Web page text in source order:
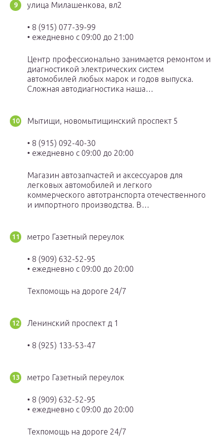
улица Милашенкова, вл2
• 8 (915) 077-39-99
• ежедневно с 09:00 до 21:00
Центр профессионально занимается ремонтом и
диагностикой электрических систем
автомобилей любых марок и годов выпуска.
Сложная автодиагностика наша…
Мытищи, новомытищинский проспект 5
• 8 (915) 092-40-30
• ежедневно с 09:00 до 20:00
Магазин автозапчастей и аксессуаров для
легковых автомобилей и легкого
коммерческого автотранспорта отечественного
и импортного производства. В…
метро Газетный переулок
• 8 (909) 632-52-95
• ежедневно с 09:00 до 20:00
Техпомощь на дороге 24/7
Ленинский проспект д 1
• 8 (925) 133-53-47
метро Газетный переулок
• 8 (909) 632-52-95
• ежедневно с 09:00 до 20:00
Техпомощь на дороге 24/7